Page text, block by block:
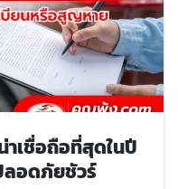
าเชื่อถือที่สุดในปี
ลอดภัยชัวร์